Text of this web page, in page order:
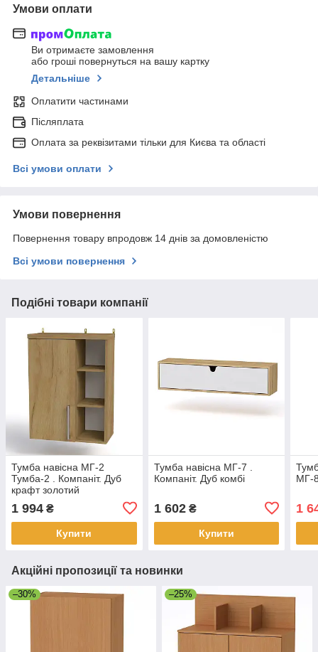
Умови оплати
Ви отримаєте замовлення
або гроші повернуться на вашу картку
Детальніше
Оплатити частинами
Післяплата
Оплата за реквізитами тільки для Києва та області
Всі умови оплати
Умови повернення
Повернення товару впродовж 14 днів за домовленістю
Всі умови повернення
Подібні товари компанії
Тумба навісна МГ-2
Тумба-2 . Компаніт. Дуб
крафт золотий
1 994 ₴
Купити
Тумба навісна МГ-7 .
Компаніт. Дуб комбі
1 602₴
Купити
МГ-
1
Акційні пропозиції та новинки
–30% –25%